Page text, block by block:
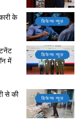
डिफेन्स न्यूज़
के
डिफेन्स न्यूज़
में
डिफेन्स न्यूज़
से की